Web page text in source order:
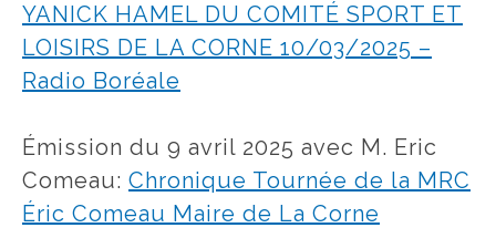
YANICK HAMEL DU COMITÉ SPORT ET
LOISIRS DE LA CORNE 10/03/2025 –
Radio Boréale
Émission du 9 avril 2025 avec M. Eric
Comeau: Chronique Tournée de la MRC
Éric Comeau Maire de La Corne